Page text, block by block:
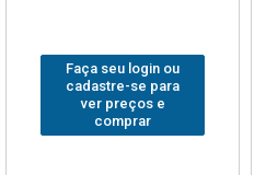
Faça seu login ou
cadastre-se para
ver preços e
comprar